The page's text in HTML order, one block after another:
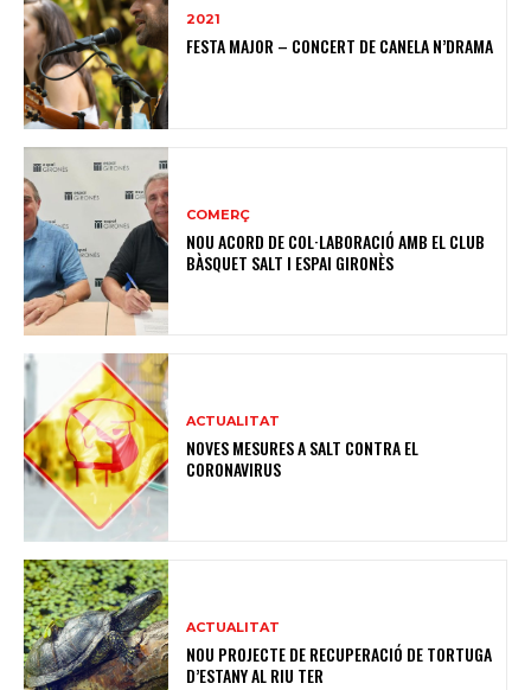
2021
FESTA MAJOR – CONCERT DE CANELA N’DRAMA
COMERÇ
NOU ACORD DE COL·LABORACIÓ AMB EL CLUB
BÀSQUET SALT I ESPAI GIRONÈS
ACTUALITAT
NOVES MESURES A SALT CONTRA EL
CORONAVIRUS
ACTUALITAT
NOU PROJECTE DE RECUPERACIÓ DE TORTUGA
D’ESTANY AL RIU TER